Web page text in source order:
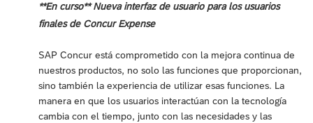
**En curso** Nueva interfaz de usuario para los usuarios
finales de Concur Expense
SAP Concur está comprometido con la mejora continua de
nuestros productos, no solo las funciones que proporcionan,
sino también la experiencia de utilizar esas funciones. La
manera en que los usuarios interactúan con la tecnología
cambia con el tiempo, junto con las necesidades y las